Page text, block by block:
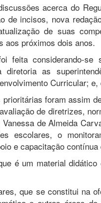
acerca do
de incisos, nova
de suas
aos próximos dois anos.
considerando-se
as
Curricular;
foram assim
de diretrizes,
de Almeida
escolares, o
e capacitação
é um material
que se constitui na